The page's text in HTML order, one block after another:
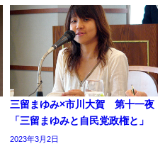
三留まゆみ×市川大賀 第十一夜
「三留まゆみと自民党政権と」
2023年3月2日